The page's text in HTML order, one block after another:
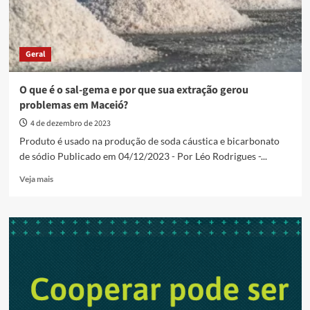
Geral
O que é o sal-gema e por que sua extração gerou
problemas em Maceió?
4 de dezembro de 2023
Produto é usado na produção de soda cáustica e bicarbonato
de sódio Publicado em 04/12/2023 - Por Léo Rodrigues -...
Veja maisRead
O
que
gema
e